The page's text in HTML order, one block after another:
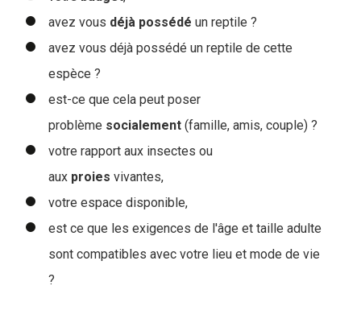
avez vous déjà possédé un reptile ?
avez vous déjà possédé un reptile de cette
espèce ?
est-ce que cela peut poser
problème socialement (famille, amis, couple) ?
votre rapport aux insectes ou
aux proies vivantes,
votre espace disponible,
est ce que les exigences de l'âge et taille adulte
sont compatibles avec votre lieu et mode de vie
?